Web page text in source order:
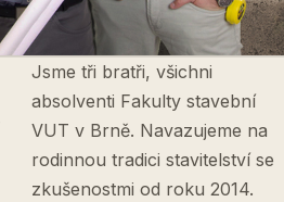
Jsme tři bratři, všichni
absolventi Fakulty stavební
VUT v Brně. Navazujeme na
rodinnou tradici stavitelství se
zkušenostmi od roku 2014.